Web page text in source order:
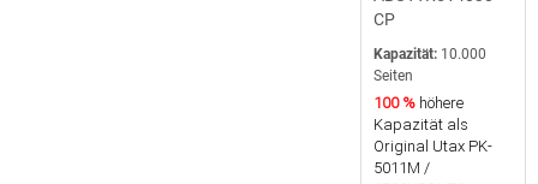
CP
Kapazität: 10.000
Seiten
100 % höhere
Kapazität als
Original Utax PK-
5011M /